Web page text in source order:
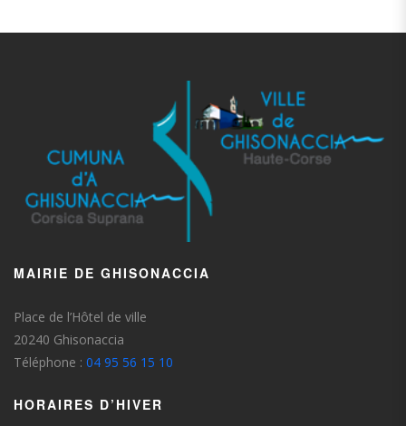
MAIRIE DE GHISONACCIA
Place de l’Hôtel de ville
20240 Ghisonaccia
Téléphone : 04 95 56 15 10
HORAIRES D’HIVER